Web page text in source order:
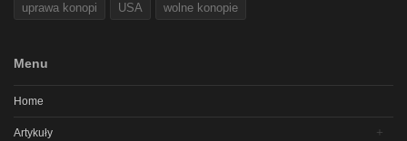
uprawa konopi USA wolne konopie
Menu
Home
Artykuły